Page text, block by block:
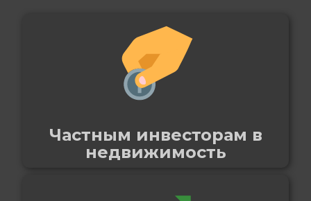
Частным инвесторам в
недвижимость